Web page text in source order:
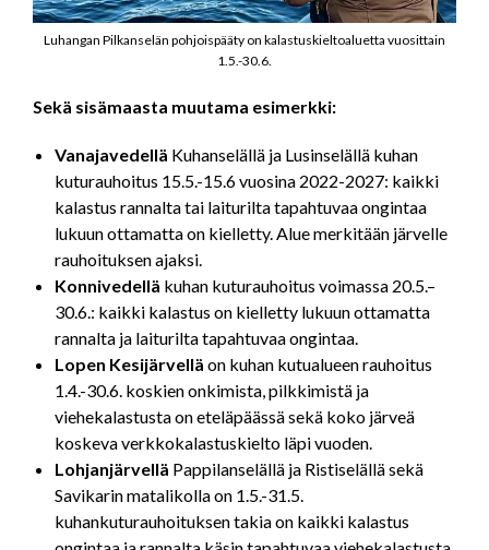
Luhangan Pilkanselän pohjoispääty on kalastuskieltoaluetta vuosittain
1.5.-30.6.
Sekä sisämaasta muutama esimerkki:
Vanajavedellä Kuhanselällä ja Lusinselällä kuhan
kuturauhoitus 15.5.-15.6 vuosina 2022-2027: kaikki
kalastus rannalta tai laiturilta tapahtuvaa ongintaa
lukuun ottamatta on kielletty. Alue merkitään järvelle
rauhoituksen ajaksi.
Konnivedellä kuhan kuturauhoitus voimassa 20.5.–
30.6.: kaikki kalastus on kielletty lukuun ottamatta
rannalta ja laiturilta tapahtuvaa ongintaa.
Lopen Kesijärvellä on kuhan kutualueen rauhoitus
1.4.-30.6. koskien onkimista, pilkkimistä ja
viehekalastusta on eteläpäässä sekä koko järveä
koskeva verkkokalastuskielto läpi vuoden.
Lohjanjärvellä Pappilanselällä ja Ristiselällä sekä
Savikarin matalikolla on 1.5.-31.5.
kuhankuturauhoituksen takia on kaikki kalastus